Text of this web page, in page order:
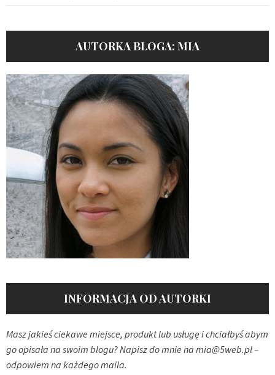
AUTORKA BLOGA: MIA
INFORMACJA OD AUTORKI
Masz jakieś ciekawe miejsce, produkt lub usługę i chciałbyś abym
go opisała na swoim blogu? Napisz do mnie na mia@5web.pl–
odpowiem na każdego maila.